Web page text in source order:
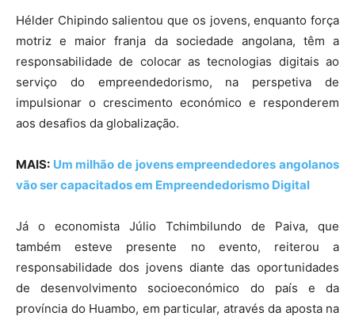
Hélder Chipindo salientou que os jovens, enquanto força
motriz e maior franja da sociedade angolana, têm a
responsabilidade de colocar as tecnologias digitais ao
serviço do empreendedorismo, na perspetiva de
impulsionar o crescimento económico e responderem
aos desafios da globalização.
MAIS: Um milhão de jovens empreendedores angolanos
vão ser capacitados em Empreendedorismo Digital
Já o economista Júlio Tchimbilundo de Paiva, que
também esteve presente no evento, reiterou a
responsabilidade dos jovens diante das oportunidades
de desenvolvimento socioeconómico do país e da
província do Huambo, em particular, através da aposta na